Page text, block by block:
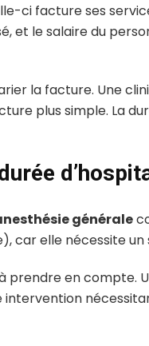
ci facture ses
et le salaire du
la facture. Une
plus simple. La
générale
car elle nécessite un
prendre en compte.
intervention